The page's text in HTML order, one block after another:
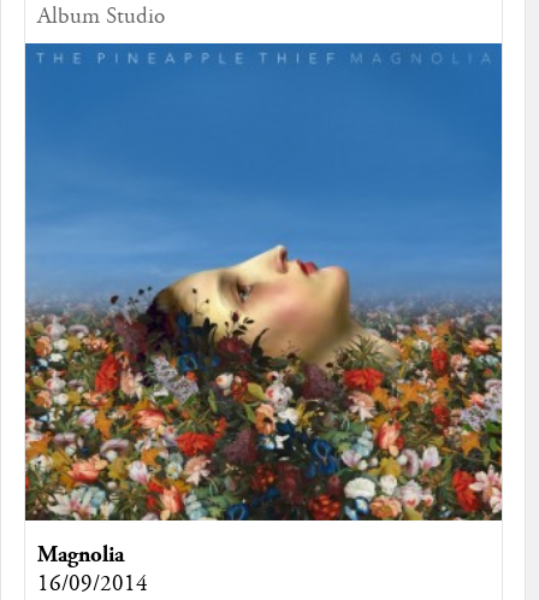
Album Studio
Magnolia
16/09/2014